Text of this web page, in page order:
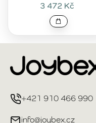
3 472 Kč
+421 910 466 990
info@joybex.cz